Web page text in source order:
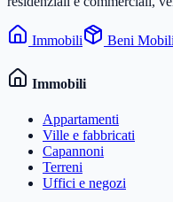
Immobili Beni Mobili
Immobili
Appartamenti
Ville e fabbricati
Capannoni
Terreni
Uffici e negozi